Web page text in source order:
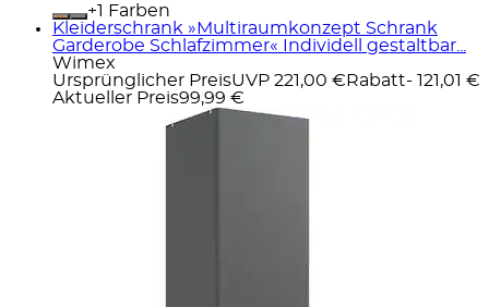
+
Farben
Kleiderschrank »Multiraumkonzept Schrank
Garderobe Schlafzimmer« Individell gestaltbar...
Wimex
Ursprünglicher PreisUVP 221,00 € Rabatt- 121,01 €
Aktueller Preis99,99 €